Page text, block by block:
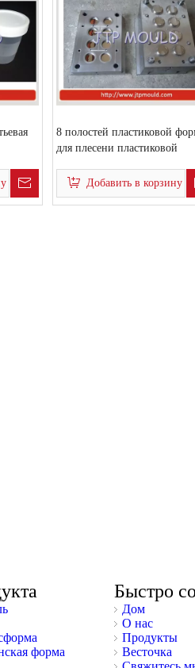
8 полостей пластиковой
для плесени пластиковой
формыДобавить в корзину
форма
Быстро
Дом
О нас
Продукты
Весточка